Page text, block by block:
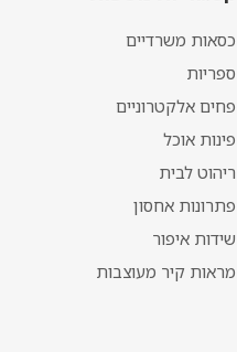
כסאות משרדיים
ספריות
פחים אלקטרוניים
פינות אוכל
ריהוט לבית
פתרונות אחסון
שידות איפור
מראות קיר מעוצבות